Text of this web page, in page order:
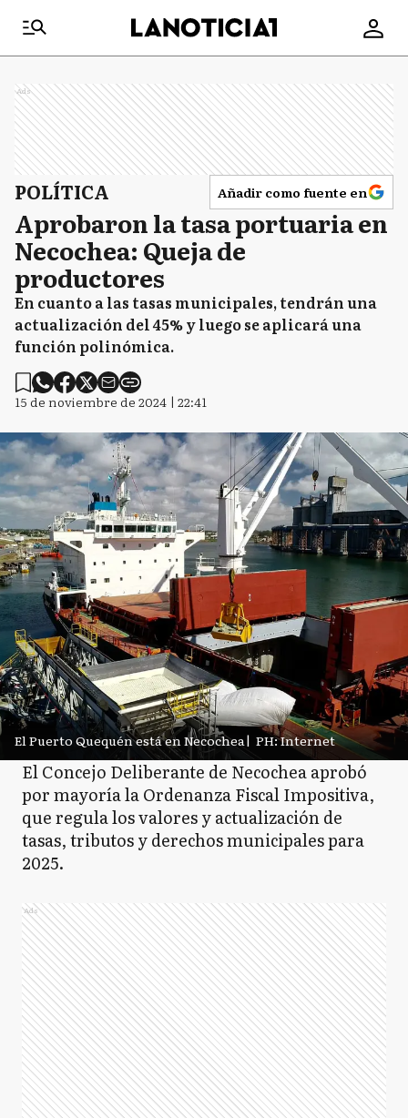
Ads
POLÍTICA Añadir como fuente en
Aprobaron la tasa portuaria en
Necochea: Queja de
productores
En cuanto a las tasas municipales, tendrán una
actualización del 45% y luego se aplicará una
función polinómica.
15 de noviembre de 2024 | 22:41
El Puerto Quequén está en Necochea| PH: Internet
El Concejo Deliberante de Necochea aprobó
por mayoría la Ordenanza Fiscal Impositiva,
que regula los valores y actualización de
tasas, tributos y derechos municipales para
2025.
Ads